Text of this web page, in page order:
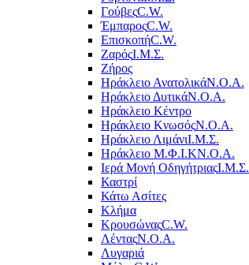
ΓούβεςC.W.
ΈμπαροςC.W.
ΕπισκοπήC.W.
ΖαρόςΙ.Μ.Σ.
Ζήρος
Ηράκλειο ΑνατολικάΝ.Ο.Α.
Ηράκλειο ΔυτικάΝ.Ο.Α.
Ηράκλειο Κέντρο
Ηράκλειο ΚνωσόςΝ.Ο.Α.
Ηράκλειο ΛιμάνιΙ.Μ.Σ.
Ηράκλειο Μ.Φ.Ι.ΚΝ.Ο.Α.
Ιερά Μονή ΟδηγήτριαςΙ.Μ.Σ.
Καστρί
Κάτω Ασίτες
Κλήμα
ΚρουσώναςC.W.
ΛένταςΝ.Ο.Α.
Λυγαριά